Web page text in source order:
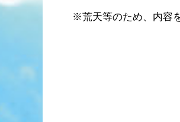
※荒天等のため、内容